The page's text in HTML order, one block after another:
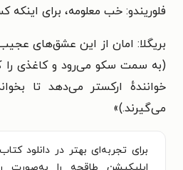
فلوریندو: خب معلومه، برای اینکه
بریگلا: امان از این عشق‌های
(به سمت سکو می‌رود و کاغذی را
خوانندهٔ ارکستر می‌دهد تا
می‌گیرند.)»
برای تجربه‌ای بهتر در دانلود
اپلیکیشن طاقچه را به‌صورت